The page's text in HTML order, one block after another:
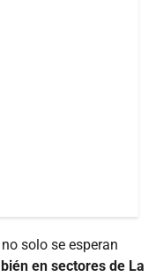
solo se esperan
en sectores de La